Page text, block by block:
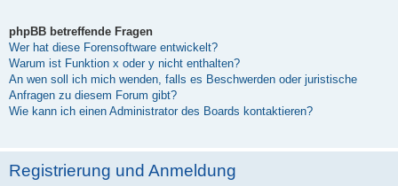
phpBB betreffende Fragen
Wer hat diese Forensoftware entwickelt?
Warum ist Funktion x oder y nicht enthalten?
An wen soll ich mich wenden, falls es Beschwerden oder juristische
Anfragen zu diesem Forum gibt?
Wie kann ich einen Administrator des Boards kontaktieren?
Registrierung und Anmeldung